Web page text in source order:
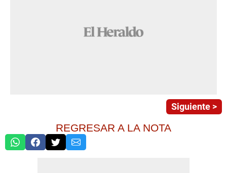
Siguiente >
REGRESAR A LA NOTA